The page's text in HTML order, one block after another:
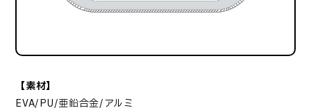
【素材】
EVA/PU/亜鉛合金/アルミ